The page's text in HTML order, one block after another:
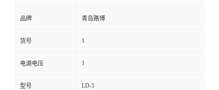
在
线
留
品牌 青岛路博
货号 1
电源电压 1
型号 LD-5